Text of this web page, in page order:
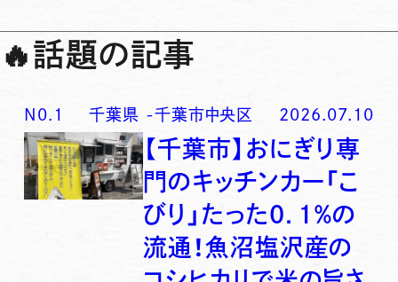
🔥話題の記事
N0. 1 千葉県 -千葉市中央区 2026.07.10
【千葉市】おにぎり専
門のキッチンカー「こ
びり」たった0．1％の
流通！魚沼塩沢産の